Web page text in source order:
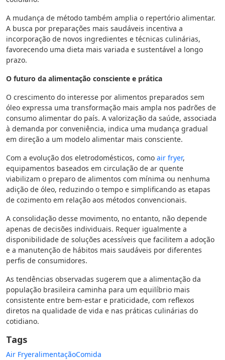
A mudança de método também amplia o repertório alimentar.
A busca por preparações mais saudáveis incentiva a
incorporação de novos ingredientes e técnicas culinárias,
favorecendo uma dieta mais variada e sustentável a longo
prazo.
O futuro da alimentação consciente e prática
O crescimento do interesse por alimentos preparados sem
óleo expressa uma transformação mais ampla nos padrões de
consumo alimentar do país. A valorização da saúde, associada
à demanda por conveniência, indica uma mudança gradual
em direção a um modelo alimentar mais consciente.
Com a evolução dos eletrodomésticos, como air fryer,
equipamentos baseados em circulação de ar quente
viabilizam o preparo de alimentos com mínima ou nenhuma
adição de óleo, reduzindo o tempo e simplificando as etapas
de cozimento em relação aos métodos convencionais.
A consolidação desse movimento, no entanto, não depende
apenas de decisões individuais. Requer igualmente a
disponibilidade de soluções acessíveis que facilitem a adoção
e a manutenção de hábitos mais saudáveis por diferentes
perfis de consumidores.
As tendências observadas sugerem que a alimentação da
população brasileira caminha para um equilíbrio mais
consistente entre bem-estar e praticidade, com reflexos
diretos na qualidade de vida e nas práticas culinárias do
cotidiano.
Tags
Air FryeralimentaçãoComida